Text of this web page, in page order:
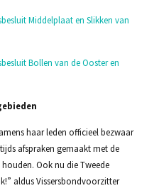
Middelplaat en Slikken van
Bollen van de Ooster en
haar leden officieel bezwaar
afspraken gemaakt met de
Ook nu die Tweede
aldus Vissersbondvoorzitter